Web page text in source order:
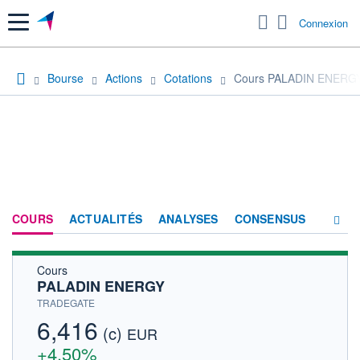
Menu Connexion
Bourse Actions Cotations Cours PALADIN
COURS ACTUALITÉS ANALYSES CONSENSUS
Cours
PALADIN ENERGY
TRADEGATE
6,416 (c) EUR
+4,50%